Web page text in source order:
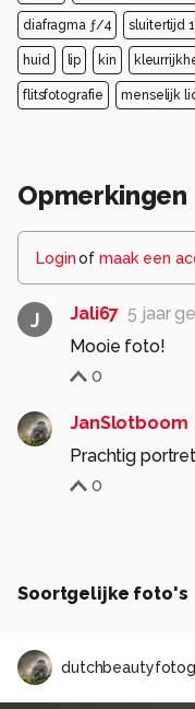
diafragma ƒ/4 sluitertijd
huid lip kin
flitsfotografie menselijk
Opmerkingen
Loginof maak een
J Jali67 5 jaar
Mooie foto!
0
JanSlotboom
Prachtig
0
Soortgelijke foto's